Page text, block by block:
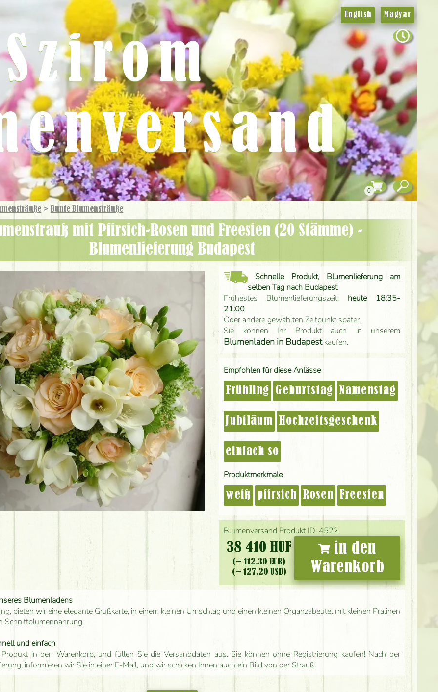
> Bunte Blumensträuße
Blumenlieferung Budapest
Blumenversand Produkt ID: 4522
38 410 HUF
(~ 112.30 EUR)
(~ 127.20 USD)
in den
Warenkorb
Schnelle Produkt, Blumenlieferung am
selben Tag nach Budapest
Frühestes Blumenlieferungszeit: heute 18:35-
21:00
Oder andere gewählten Zeitpunkt später.
Sie können Ihr Produkt auch in unserem
Blumenladen in Budapestkaufen.
Empfohlen für diese Anlässe
Frühling Geburtstag Namenstag
Jubiläum Hochzeitsgeschenk
einfach so
Produktmerkmale
weiß pfirsich Rosen Freesien
Blumenladens
bieten wir eine elegante Grußkarte, in einem kleinen Umschlag und einen kleinen Organzabeutel mit kleinen Pralinen
Schnittblumennahrung.
und einfach
in den Warenkorb, und füllen Sie die Versanddaten aus. Sie können ohne Registrierung kaufen! Nach der
informieren wir Sie in einer E-Mail, und wir schicken Ihnen auch ein Bild von der Strauß!
English Magyar
Szirom
0